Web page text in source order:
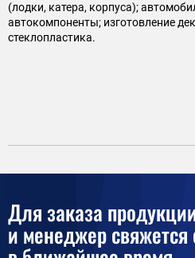
(лодки, катера, корпуса);
автокомпоненты; изготовление
стеклопластика.
Для заказа
и менеджер свяжется